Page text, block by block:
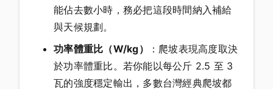
能佔去數小時，務必把這段時間納入補給
與天候規劃。
功率體重比（W/kg）
：爬坡表現高度取決
於功率體重比。若你能以每公斤 2.5 至 3
瓦的強度穩定輸出，多數台灣經典爬坡都